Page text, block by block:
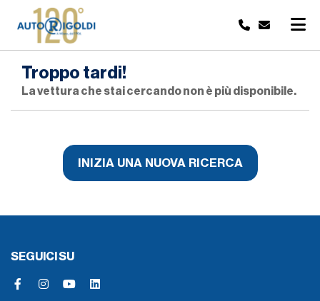
Troppo tardi!
La vettura che stai cercando non è più disponibile.
INIZIA UNA NUOVA RICERCA
SEGUICI SU